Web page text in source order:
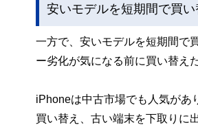
安いモデルを短期間で買
一方で、安いモデルを短期間で
ー劣化が気になる前に買い替え
iPhoneは中古市場でも人気があ
買い替え、古い端末を下取りに